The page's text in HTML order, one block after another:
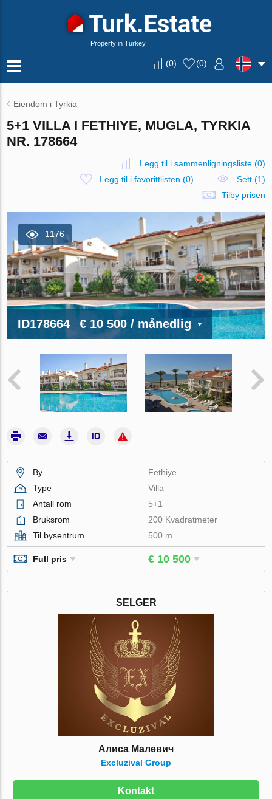
Property in Turkey
(0) (0)
Eiendom i Tyrkia
5+1 VILLA I FETHIYE, MUGLA, TYRKIA
NR. 178664
Legg til i sammenligningsliste(0)
Legg til i favorittlisten (0)
Sett (1)
Tilby prisen
1176
ID178664 € 10 500/ månedlig
By
Fethiye
Type
Villa
Antall rom
5+1
Bruksrom
200 Kvadratmeter
Til bysentrum
500 m
Full pris € 10 500
SELGER
Алиса Малевич
Excluzival Group
Kontakt